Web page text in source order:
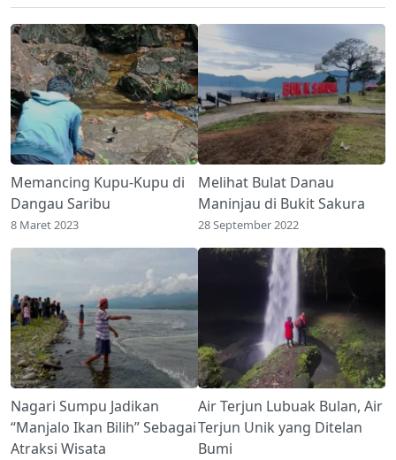
Memancing Kupu-Kupu di
Dangau Saribu
8 Maret 2023
Melihat Bulat Danau
Maninjau di Bukit Sakura
28 September 2022
Nagari Sumpu Jadikan
“Manjalo Ikan Bilih” Sebagai
Atraksi Wisata
Air Terjun Lubuak Bulan, Air
Terjun Unik yang Ditelan
Bumi